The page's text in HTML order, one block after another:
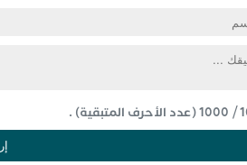
/
1000(عدد الأحرف المتبقية) .